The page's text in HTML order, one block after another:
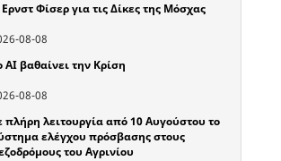
Φίσερ για τις Δίκες της Μόσχας
08-08
ΑΙ βαθαίνει την Κρίση
08-08
πλήρη λειτουργία από 10 Αυγούστου το
ελέγχου πρόσβασης στους
του Αγρινίου